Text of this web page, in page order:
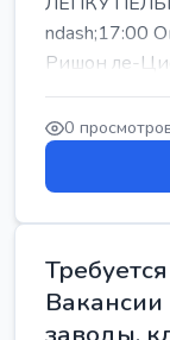
ndash;17:00
Ришон ле-
0
Вакансии